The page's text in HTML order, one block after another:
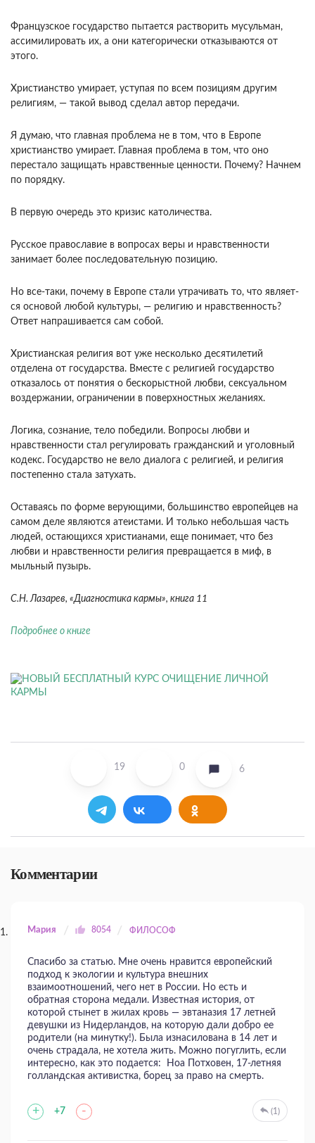
Французское госу­дарство пытается растворить мусульман,
ассими­лировать их, а они категорически отказываются от
этого.
Христианство умирает, уступая по всем позици­ям другим
религиям, — такой вывод сделал автор передачи.
Я думаю, что главная проблема не в том, что в Европе
христианство умирает. Главная проблема в том, что оно
перестало защищать нравственные ценности. Почему? Начнем
по порядку.
В первую очередь это кризис католичества.
Русское право­славие в вопросах веры и нравственности
занима­ет более последовательную позицию.
Но все-таки, почему в Европе стали утрачивать то, что являет­
ся основой любой культуры, — религию и нрав­ственность?
Ответ напрашивается сам собой.
Хри­стианская религия вот уже несколько десятилетий
отделена от государства. Вместе с религией госу­дарство
отказалось от понятия о бескорыстной любви, сексуальном
воздержании, ограничении в поверхностных желаниях.
Логика, сознание, тело победили. Вопросы любви и
нравственности стал регулировать гражданский и уголовный
кодекс. Государство не вело диалога с религией, и религия
постепенно стала затухать.
Оставаясь по форме верующими, большинство европейцев на
самом деле являются атеистами. И только небольшая часть
людей, остающихся христианами, еще пони­мает, что без
любви и нравственности религия превращается в миф, в
мыльный пузырь.
С.Н. Лазарев, «Диагностика кармы», книга 11
Подробнее о книге
19 0 6
Комментарии
Мария 8054 ФИЛОСОФ
Спасибо за статью. Мне очень нравится европейский
подход к экологии и культура внешних
взаимоотношений, чего нет в России. Но есть и
обратная сторона медали. Известная история, от
которой стынет в жилах кровь — эвтаназия 17 летней
девушки из Нидерландов, на которую дали добро ее
родители (на минутку!). Была изнасилована в 14 лет и
очень страдала, не хотела жить. Можно погуглить, если
интересно, как это подается: Ноа Потховен, 17-летняя
голландская активистка, борец за право на смерть.
+ +7 - (1)